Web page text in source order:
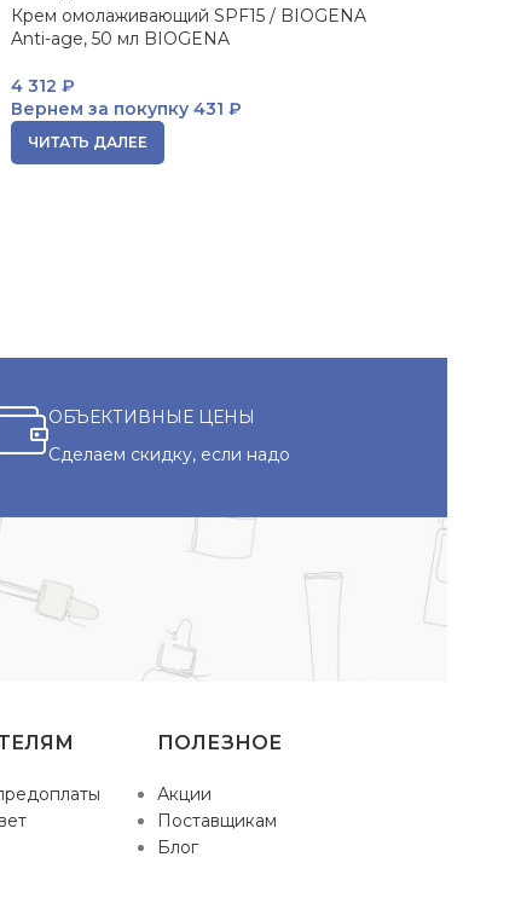
Крем омолаживающий SPF15 / BIOGENA
Anti-age, 50 мл BIOGENA
4 312 ₽
Вернем за покупку431 ₽
ЧИТАТЬ ДАЛЕЕ
ОБЪЕКТИВНЫЕ ЦЕНЫ
Сделаем скидку, если надо
ПОЛЕЗНОЕ
Акции
Поставщикам
Блог